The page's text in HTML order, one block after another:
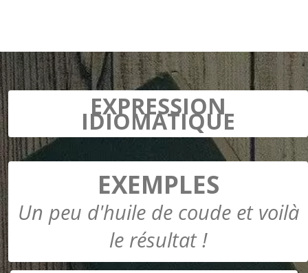
EXPRESSION
IDIOMATIQUE
EXEMPLES
Un peu d'huile de coude et voilà
le résultat !